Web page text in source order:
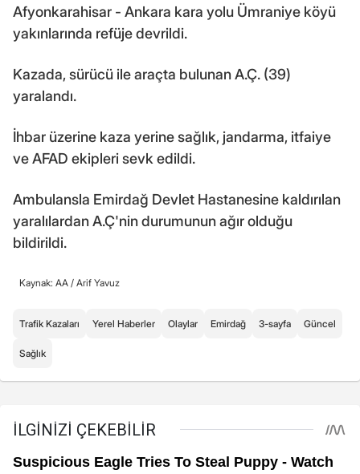
Afyonkarahisar - Ankara kara yolu Ümraniye köyü
yakınlarında refüje devrildi.
Kazada, sürücü ile araçta bulunan A.Ç. (39)
yaralandı.
İhbar üzerine kaza yerine sağlık, jandarma, itfaiye
ve AFAD ekipleri sevk edildi.
Ambulansla Emirdağ Devlet Hastanesine kaldırılan
yaralılardan A.Ç'nin durumunun ağır olduğu
bildirildi.
Kaynak: AA / Arif Yavuz
Trafik Kazaları Yerel Haberler Olaylar Emirdağ 3-sayfa Güncel
Sağlık